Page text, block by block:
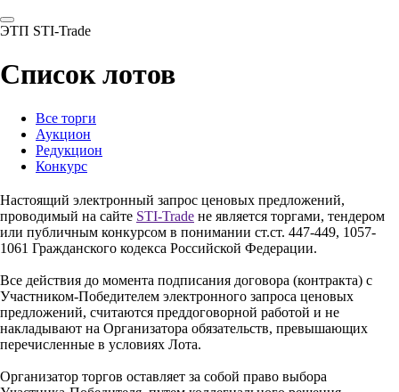
ЭТП STI-Trade
Список лотов
Все торги
Аукцион
Редукцион
Конкурс
Настоящий электронный запрос ценовых предложений,
проводимый на сайте STI-Trade не является торгами, тендером
или публичным конкурсом в понимании ст.ст. 447-449, 1057-
1061 Гражданского кодекса Российской Федерации.
Все действия до момента подписания договора (контракта) с
Участником-Победителем электронного запроса ценовых
предложений, считаются преддоговорной работой и не
накладывают на Организатора обязательств, превышающих
перечисленные в условиях Лота.
Организатор торгов оставляет за собой право выбора